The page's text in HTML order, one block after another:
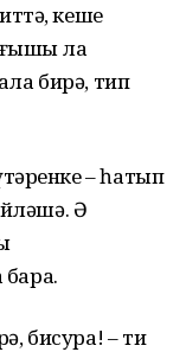
кеше
ла
бирә, тип
– һатып
Ә
бисура! – ти